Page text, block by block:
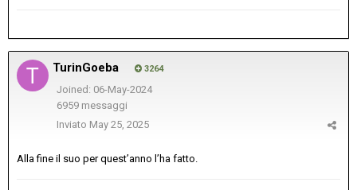
TurinGoeba 3264
Joined: 06-May-2024
6959 messaggi
Inviato May 25, 2025
Alla fine il suo per quest’anno l’ha fatto.